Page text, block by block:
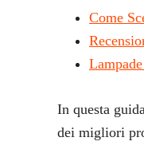
Come
In questa
dei migliori